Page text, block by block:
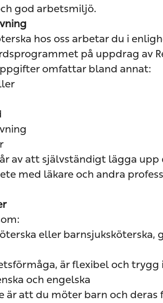
god arbetsmiljö.
hos oss arbetar du i
på uppdrag av
omfattar bland annat:
av att självständigt lägga
med läkare och andra
eller barnsjuksköterska,
är flexibel och trygg
och engelska
är att du möter barn och